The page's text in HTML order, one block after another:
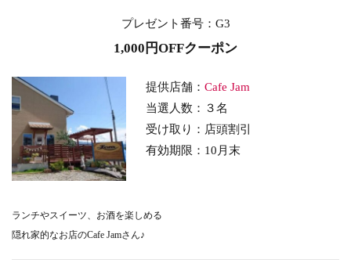
プレゼント番号：G3
1,000円OFFクーポン
提供店舗：Cafe Jam
当選人数：３名
受け取り：店頭割引
有効期限：10月末
ランチやスイーツ、お酒を楽しめる
隠れ家的なお店のCafe Jamさん♪